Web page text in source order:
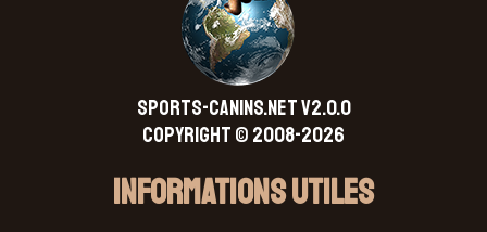
SPORTS-CANINS.NET V2.0.0
Copyright © 2008-2026
Informations Utiles